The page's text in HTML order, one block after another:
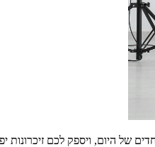
של היום, ויספק לכם